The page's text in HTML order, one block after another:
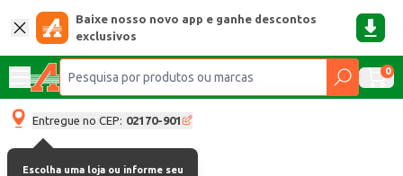
Baixe nosso novo app e ganhe descontos
exclusivos
0
Entregue no CEP: 02170-901
Escolha uma loja ou informe seu